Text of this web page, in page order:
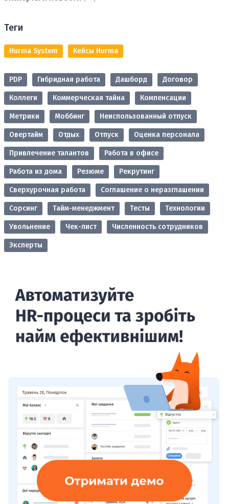
Теги
Hurma System Кейсы Hurma
PDP Гибридная работа Дашборд Договор
Коллеги Коммерческая тайна Компенсации
Метрики Моббинг Неиспользованный отпуск
Овертайм Отдых Отпуск Оценка персонала
Привлечение талантов Работа в офисе
Работа из дома Резюме Рекрутинг
Сверхурочная работа Соглашение о неразглашении
Сорсинг Тайм-менеджмент Тесты Технологии
Увольнение Чек-лист Численность сотрудников
Эксперты